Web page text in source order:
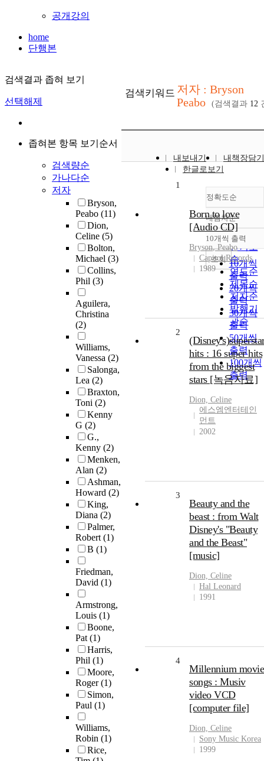
공개강의
home
단행본
검색결과 좁혀 보기
선택해제
좁혀본 항목 보기순서
검색량순
가나다순
저자
Bryson,
Peabo (11)
Dion,
Celine (5)
Bolton,
Michael (3)
Collins,
Phil (3)
Aguilera,
Christina
(2)
Williams,
Vanessa (2)
Salonga,
Lea (2)
Braxton,
Toni (2)
Kenny
G (2)
G.,
Kenny (2)
Menken,
Alan (2)
Ashman,
Howard (2)
King,
Diana (2)
Palmer,
Robert(1)
B (1)
Friedman,
David (1)
Armstrong,
Louis (1)
Boone,
Pat(1)
Harris,
Phil (1)
Moore,
Roger(1)
Simon,
Paul (1)
Williams,
Robin (1)
Rice,
검색키워드 저자 : Bryson
Peabo
(검색결과 12
내보내기
내책장담기
한글로보기
정확도순
정확도
순
인기도
순
연도순
제목순
저자순
발행기
관순
내림차순
내림차
10개씩 출력
10개씩
출력
20개씩
출력
30개씩
출력
50개씩
출력
100개씩
출력
조회
1
Born to love
[Audio CD]
Bryson,Peabo
Capitol Records
1989
2
hits : 16 super hits
from the biggest
stars [녹음자료]
Dion, Celine
에스엠엔터테인
먼트
2002
3
Beauty and the
beast : from Walt
Disney's "Beauty
and the Beast"
[music]
Dion, Celine
Hal Leonard
1991
4
Millennium movie
songs : Musiv
video VCD
[computer file]
Dion, Celine
Sony Music Korea
1999